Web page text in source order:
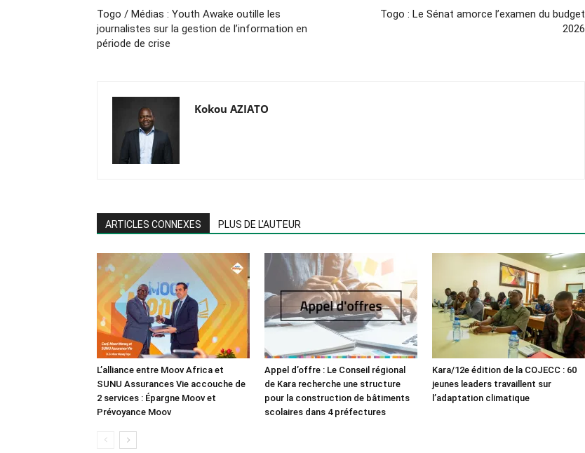
Togo / Médias : Youth Awake outille les
journalistes sur la gestion de l’information en
période de crise
Togo : Le Sénat amorce l’examen du budget
2026
Kokou AZIATO
ARTICLES CONNEXES PLUS DE L'AUTEUR
L’alliance entre Moov Africa et
SUNU Assurances Vie accouche de
2 services : Épargne Moov et
Prévoyance Moov
Appel d’offre : Le Conseil régional
de Kara recherche une structure
pour la construction de bâtiments
scolaires dans 4 préfectures
Kara/12e édition de la COJECC : 60
jeunes leaders travaillent sur
l’adaptation climatique